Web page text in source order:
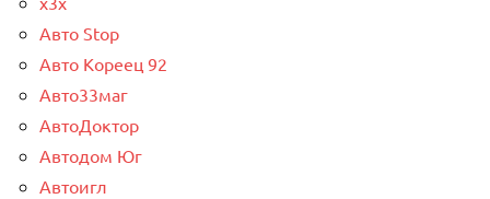
Авто Stop
Авто Кореец 92
Авто33маг
АвтоДоктор
Автодом Юг
Автоигл